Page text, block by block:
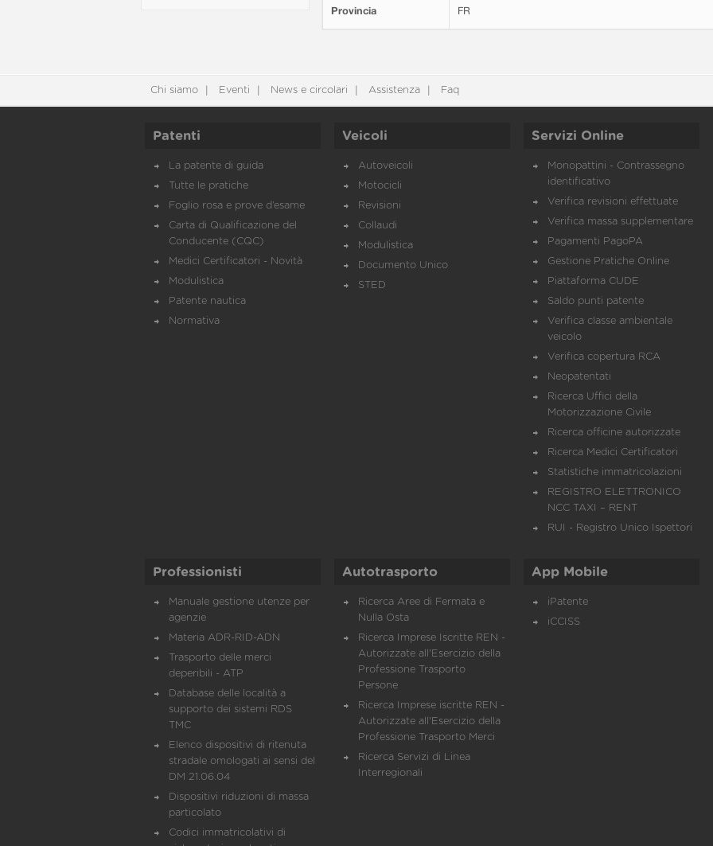
Provincia FR
Chi siamo Eventi News e circolari Assistenza Faq
Patenti
La patente di guida
Tutte le pratiche
Foglio rosa e prove d’esame
Carta di Qualificazione del
Conducente (CQC)
Medici Certificatori - Novità
Modulistica
Patente nautica
Normativa
Veicoli
Autoveicoli
Motocicli
Revisioni
Collaudi
Modulistica
Documento Unico
STED
Servizi Online
Monopattini - Contrassegno
identificativo
Verifica revisioni effettuate
Verifica massa supplementare
Pagamenti PagoPA
Gestione Pratiche Online
Piattaforma CUDE
Saldo punti patente
Verifica classe ambientale
veicolo
Verifica copertura RCA
Neopatentati
Ricerca Uffici della
Motorizzazione Civile
Ricerca officine autorizzate
Ricerca Medici Certificatori
Statistiche immatricolazioni
REGISTRO ELETTRONICO
NCC TAXI – RENT
RUI - Registro Unico Ispettori
Professionisti
Manuale gestione utenze per
agenzie
Materia ADR-RID-ADN
Trasporto delle merci
deperibili - ATP
Database delle località a
supporto dei sistemi RDS
TMC
Elenco dispositivi di ritenuta
stradale omologati ai sensi del
DM 21.06.04
Dispositivi riduzioni di massa
particolato
Codici immatricolativi di
Autotrasporto
Ricerca Aree di Fermata e
Nulla Osta
Ricerca Imprese Iscritte REN -
Autorizzate all'Esercizio della
Professione Trasporto
Persone
Ricerca Imprese iscritte REN -
Autorizzate all'Esercizio della
Professione Trasporto Merci
Ricerca Servizi di Linea
Interregionali
App Mobile
iPatente
iCCISS